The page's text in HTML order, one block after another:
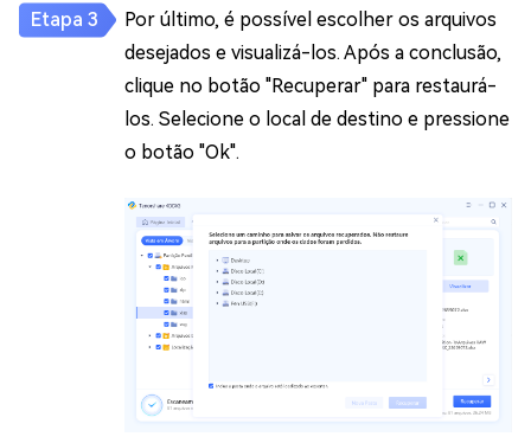
Por último, é possível escolher os arquivos
desejados e visualizá-los. Após a conclusão,
clique no botão "Recuperar" para restaurá-
los. Selecione o local de destino e pressione
o botão "Ok".